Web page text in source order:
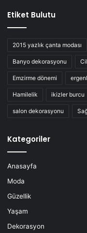
Etiket Bulutu
2015 yazlık çanta modası
Banyo dekorasyonu
Emzirme dönemi
Hamilelik ikizler burcu
salon dekorasyonu
Kategoriler
Anasayfa
Moda
Güzellik
Yaşam
Dekorasyon